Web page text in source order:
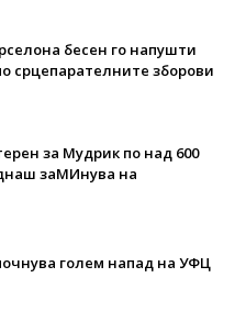
бесен го напушти
срцепарателните зборови
за Мудрик по над 600
заМИнува на
голем напад на УФЦ